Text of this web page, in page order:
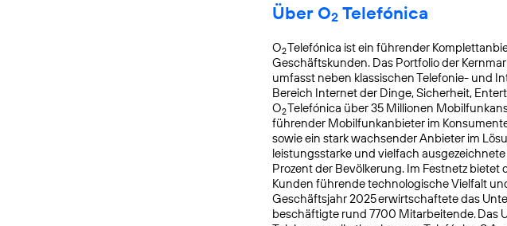
Über O2 Telefónica
O2Telefónica ist ein führender
Geschäftskunden. Das Portfolio der
umfasst neben klassischen Telefonie- und
Bereich Internet der Dinge, Sicherheit,
O2Telefónica über 35 Millionen
führender Mobilfunkanbieter im
sowie ein stark wachsender Anbieter im
leistungsstarke und vielfach
Prozent der Bevölkerung. Im Festnetz bietet
Kunden führende technologische Vielfalt
Geschäftsjahr 2025 erwirtschaftete das
beschäftigte rund 7700 Mitarbeitende. Das